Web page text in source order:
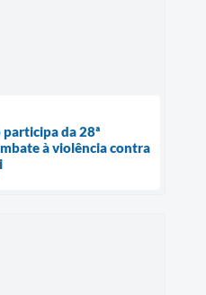
da 28ª
à violência contra